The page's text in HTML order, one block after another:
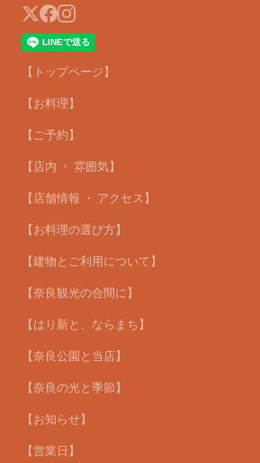
【トップページ】
【お料理】
【ご予約】
【店内 ・ 雰囲気】
【店舗情報 ・ アクセス】
【お料理の選び方】
【建物とご利用について】
【奈良観光の合間に】
【はり新と、ならまち】
【奈良公園と当店】
【奈良の光と季節】
【お知らせ】
【営業日】